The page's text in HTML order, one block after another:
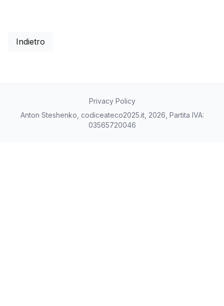
Indietro
Privacy Policy
Anton Steshenko, codiceateco2025.it, 2026, Partita IVA:
03565720046